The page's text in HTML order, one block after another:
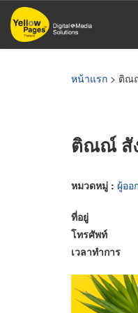
ข้าม
ไป
หน้าแรก > ติณ
ติณณ์ สั
หมวดหมู่ : ผู้ออ
ที่อยู่
โทรศัพท์
เวลาทำการ